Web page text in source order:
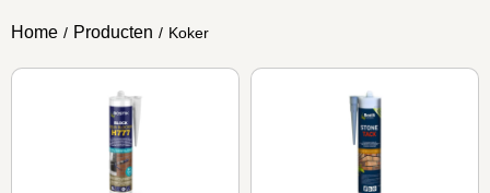
Home / Producten / Koker